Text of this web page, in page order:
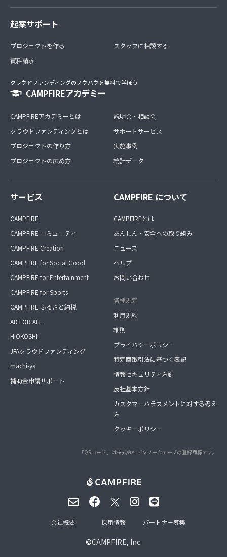
起案サポート
プロジェクトを作る
資料請求
スタッフに相談する
クラウドファンディングのノウハウを無料で学ぼう
CAMPFIREアカデミー
CAMPFIREアカデミーとは
クラウドファンディングとは
プロジェクトの作り方
プロジェクトの広め方
説明会・相談会
サポートサービス
実施事例
統計データ
サービス
CAMPFIRE
CAMPFIRE コミュニティ
CAMPFIRE Creation
CAMPFIRE for Social Good
CAMPFIRE for Entertainment
CAMPFIRE for Sports
CAMPFIRE ふるさと納税
AD FOR ALL
HIOKOSHI
JFAクラウドファンディング
machi-ya
補助金申請サポート
CAMPFIRE について
CAMPFIREとは
あんしん・安全への取り組み
ニュース
ヘルプ
お問い合わせ
各種規定
利用規約
細則
プライバシーポリシー
特定商取引法に基づく表記
情報セキュリティ方針
反社基本方針
カスタマーハラスメントに対する考え
方
クッキーポリシー
「QRコード」は株式会社デンソーウェーブの登録商標です。
©CAMPFIRE, Inc.
会社概要 採用情報 パートナー募集